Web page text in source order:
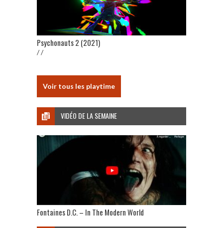
Psychonauts 2 (2021)
/ /
Voir tous les playtime
VIDÉO DE LA SEMAINE
Fontaines D.C. – In The Modern World